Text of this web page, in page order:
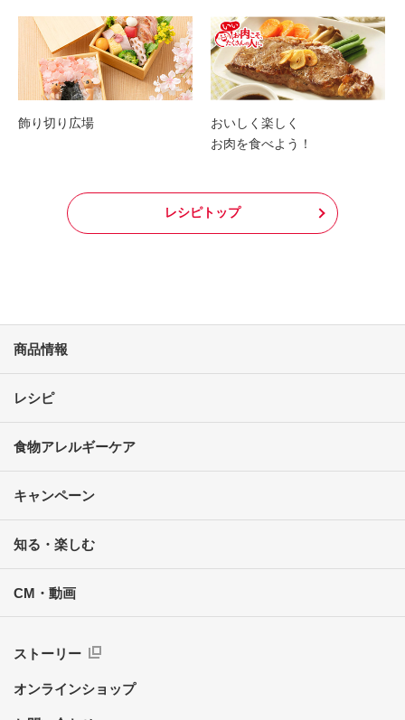
飾り切り広場
おいしく楽しく
お肉を食べよう！
レシピトップ
商品情報
レシピ
食物アレルギーケア
キャンペーン
知る・楽しむ
CM・動画
ストーリー
オンラインショップ